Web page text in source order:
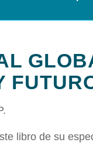
libro de su